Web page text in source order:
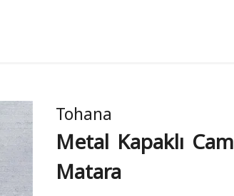
Tohana
Metal Kapaklı Cam
Matara